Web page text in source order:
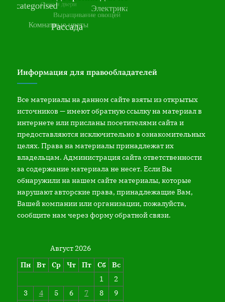
Информация для правообладателей
Все материалы на данном сайте взяты из открытых
источников — имеют обратную ссылку на материал в
интернете или присланы посетителями сайта и
предоставляются исключительно в ознакомительных
целях. Права на материалы принадлежат их
владельцам. Администрация сайта ответственности
за содержание материала не несет. Если Вы
обнаружили на нашем сайте материалы, которые
нарушают авторские права, принадлежащие Вам,
Вашей компании или организации, пожалуйста,
сообщите нам через форму обратной связи.
Август 2026
Пн
Вт Ср Чт Пт Сб
Вс
1
2
3
4 5 6 7 8 9